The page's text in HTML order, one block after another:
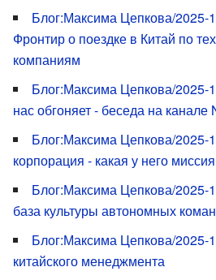
Блог:Максима Цепкова/
Фронтир о поездке в Китай по
компаниям
Блог:Максима Цепкова/2025-
нас обгоняет - беседа на канале
Блог:Максима Цепкова/2025-
корпорация - какая у него
Блог:Максима Цепкова/
база культуры автономных
Блог:Максима Цепкова/2025-
китайского менеджмента